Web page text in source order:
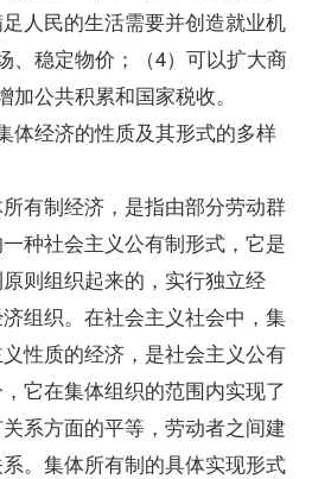
人民的生活需要并创造就业机
、稳定物价；（4）可以扩大商
公共积累和国家税收。
经济的性质及其形式的多样
制经济，是指由部分劳动群
种社会主义公有制形式，它是
则组织起来的，实行独立经
组织。在社会主义社会中，集
性质的经济，是社会主义公有
它在集体组织的范围内实现了
系方面的平等，劳动者之间建
。集体所有制的具体实现形式